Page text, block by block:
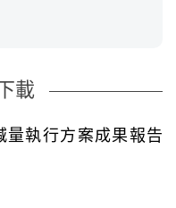
載
量執行方案成果報告